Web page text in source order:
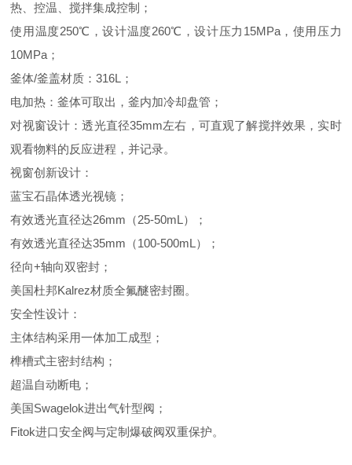
热、控温、搅拌集成控制；
使用温度250℃，设计温度260℃，设计压力15MPa，使用压力
10MPa；
釜体/釜盖材质：316L；
电加热：釜体可取出，釜内加冷却盘管；
对视窗设计：透光直径35mm左右，可直观了解搅拌效果，实时
观看物料的反应进程，并记录。
视窗创新设计：
蓝宝石晶体透光视镜；
有效透光直径达26mm（25-50mL）；
有效透光直径达35mm（100-500mL）；
径向+轴向双密封；
美国杜邦Kalrez材质全氟醚密封圈。
安全性设计：
主体结构采用一体加工成型；
榫槽式主密封结构；
超温自动断电；
美国Swagelok进出气针型阀；
Fitok进口安全阀与定制爆破阀双重保护。